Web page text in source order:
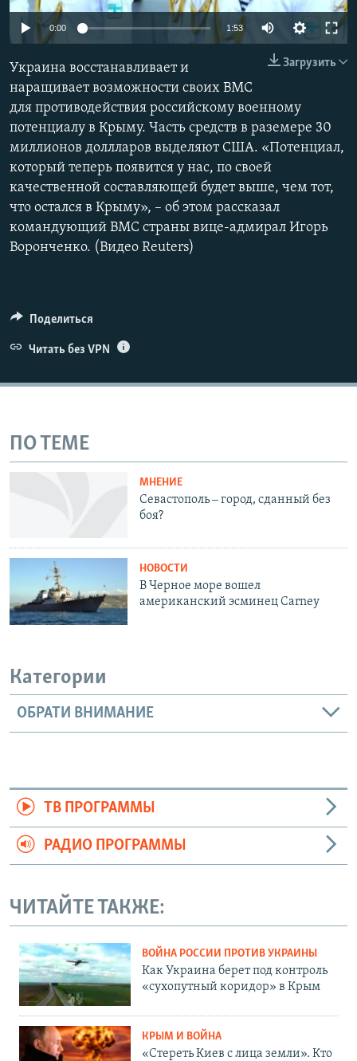
ПОБЕДИТЕЛЕЙ НЕ СУДЯТ?
КРЫМ.НЕПОКОРЕННЫЙ
ELIFBE
УКРАИНСКАЯ ПРОБЛЕМА КРЫМА
ПРИСОЕДИНЯЙТЕСЬ!
Все сайты RFE/RL
0:00 1:53
Загрузить
Украина восстанавливает и
наращивает возможности своих ВМС
для противодействия российскому военному
потенциалу в Крыму. Часть средств в раземере 30
миллионов доллларов выделяют США. «Потенциал,
который теперь появится у нас, по своей
качественной составляющей будет выше, чем тот,
что остался в Крыму», – об этом рассказал
командующий ВМС страны вице-адмирал Игорь
Воронченко. (Видео Reuters)
Поделиться
Читать без VPN
ПО ТЕМЕ
МНЕНИЕ
Севастополь ‒ город, сданный без
боя?
НОВОСТИ
В Черное море вошел
американский эсминец Carney
Категории
ОБРАТИ ВНИМАНИЕ
ТВ ПРОГРАММЫ
РАДИО ПРОГРАММЫ
ЧИТАЙТЕ ТАКЖЕ:
ВОЙНА РОССИИ ПРОТИВ УКРАИНЫ
Как Украина берет под контроль
«сухопутный коридор» в Крым
КРЫМ И ВОЙНА
«Стереть Киев с лица земли». Кто